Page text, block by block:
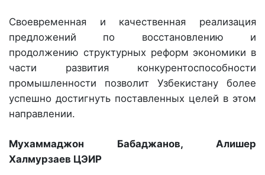
Своевременная и качественная реализация
предложений по восстановлению и
продолжению структурных реформ экономики в
части развития конкурентоспособности
промышленности позволит Узбекистану более
успешно достигнуть поставленных целей в этом
направлении.
Мухаммаджон Бабаджанов, Алишер
Халмурзаев ЦЭИР